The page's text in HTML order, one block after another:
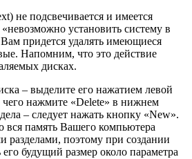
не подсвечивается и имеется
установить систему в
придется удалять имеющиеся
Напомним, что это действие
дисках.
– выделите его нажатием левой
нажмите «Delete» в нижнем
– следует нажать кнопку «New».
вся память Вашего компьютера
разделами, поэтому при создании
будущий размер около параметра